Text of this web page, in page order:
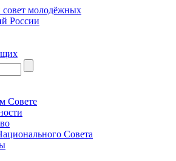
молодёжных
России
Совете
Совета